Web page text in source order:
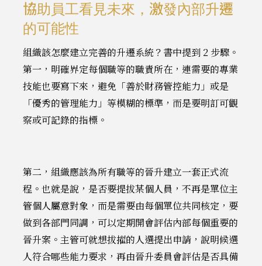
協助員工看見未來，激發內部升遷
的可能性
組織該怎麼建立完善的升遷系統？書中提到 2 步驟。
第一，明確界定每個職等的職責所在，連需要的專業
技能也要寫下來，避免「善於財務管控能力」或是
「優秀的管理能力」等模糊的標準，而是要明訂可觀
察或可記錄的指標。
第二，組織應該為所有職等的晉升建立一套正式流
程。也就是說，是否要提拔某個人員，不再是單位主
管個人屬意對象，而是需要由每個單位共同核定，要
做到各部門同調，可以定期開會評估內部每個重要的
晉升案。主管可就想拔擢的人選提出申請，說明候選
人符合哪些能力要求，再由晉升委員會評估是否具備